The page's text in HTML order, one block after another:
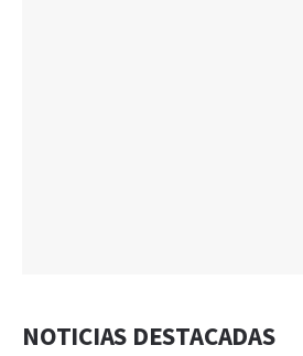
NOTICIAS DESTACADAS